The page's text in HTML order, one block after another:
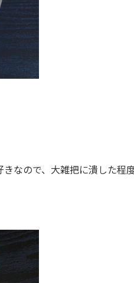
なので、大雑把に潰した程